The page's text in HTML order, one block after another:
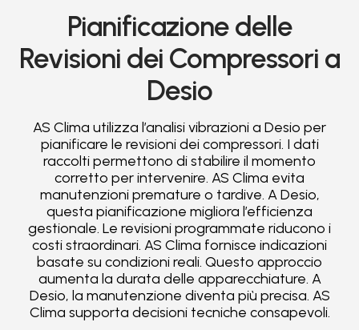
Pianificazione delle
Revisioni dei Compressori a
Desio
AS Clima utilizza l’analisi vibrazioni a Desio per
pianificare le revisioni dei compressori. I dati
raccolti permettono di stabilire il momento
corretto per intervenire. AS Clima evita
manutenzioni premature o tardive. A Desio,
questa pianificazione migliora l’efficienza
gestionale. Le revisioni programmate riducono i
costi straordinari. AS Clima fornisce indicazioni
basate su condizioni reali. Questo approccio
aumenta la durata delle apparecchiature. A
Desio, la manutenzione diventa più precisa. AS
Clima supporta decisioni tecniche consapevoli.